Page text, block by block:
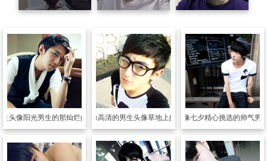
生头像阳光男生的那灿烂的笑
男生头像高清的男生头像草地上的那抹绿
男生头像七夕精心挑选的帅气男